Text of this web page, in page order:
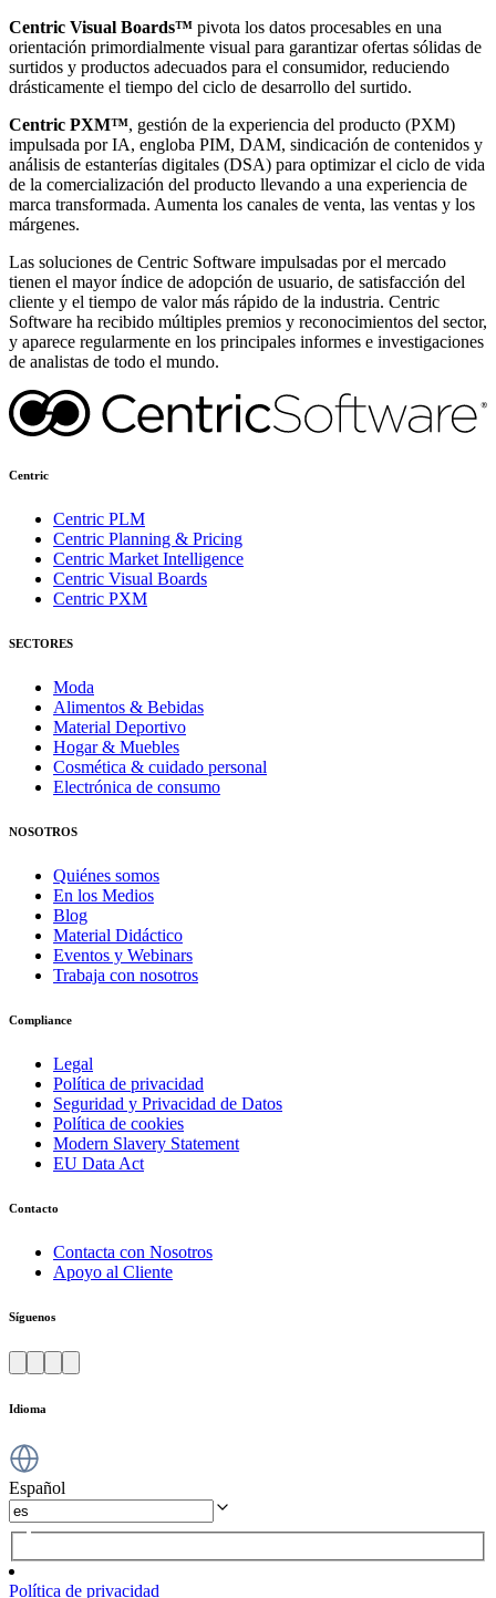
Centric Visual Boards™ pivota los datos procesables en una
orientación primordialmente visual para garantizar ofertas sólidas de
surtidos y productos adecuados para el consumidor, reduciendo
drásticamente el tiempo del ciclo de desarrollo del surtido.
Centric PXM™, gestión de la experiencia del producto (PXM)
impulsada por IA, engloba PIM, DAM, sindicación de contenidos y
análisis de estanterías digitales (DSA) para optimizar el ciclo de vida
de la comercialización del producto llevando a una experiencia de
marca transformada. Aumenta los canales de venta, las ventas y los
márgenes.
Las soluciones de Centric Software impulsadas por el mercado
tienen el mayor índice de adopción de usuario, de satisfacción del
cliente y el tiempo de valor más rápido de la industria. Centric
Software ha recibido múltiples premios y reconocimientos del sector,
y aparece regularmente en los principales informes e investigaciones
de analistas de todo el mundo.
Centric
Centric PLM
Centric Planning & Pricing
Centric Market Intelligence
Centric Visual Boards
Centric PXM
SECTORES
Moda
Alimentos & Bebidas
Material Deportivo
Hogar & Muebles
Cosmética & cuidado personal
Electrónica de consumo
NOSOTROS
Quiénes somos
En los Medios
Blog
Material Didáctico
Eventos y Webinars
Trabaja con nosotros
Compliance
Legal
Política de privacidad
Seguridad y Privacidad de Datos
Política de cookies
Modern Slavery Statement
EU Data Act
Contacto
Contacta con Nosotros
Apoyo al Cliente
Síguenos
Idioma
Español
Política de privacidad